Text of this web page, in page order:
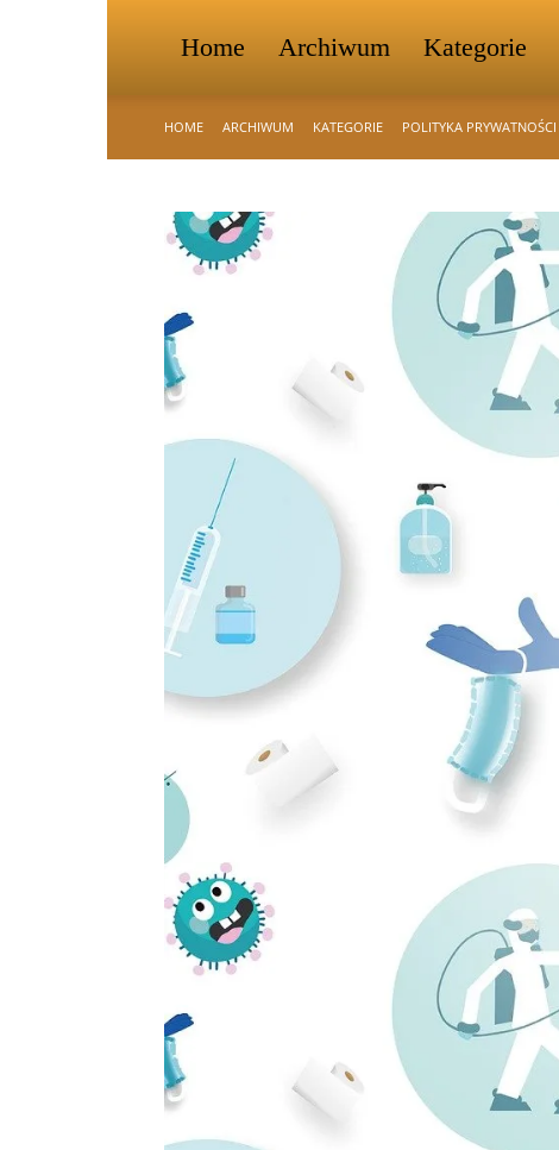
Home Archiwum Kategorie
HOME ARCHIWUM KATEGORIE POLITYKA PRYWATNOŚCI